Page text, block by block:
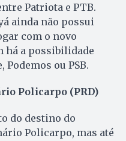
Patriota e PTB.
ainda não possui
com o novo
há a possibilidade
ou PSB.
Policarpo (PRD)
do destino do
Policarpo, mas até